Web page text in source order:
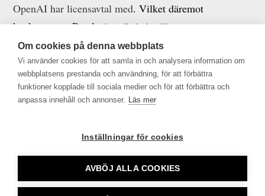
OpenAI har licensavtal med. Vilket däremot
konkurrenten Perplexity gör i sin tjänst.
Amazon planerar att lansera en marknadsplats för
AI-innehåll.Av allt att döma verkarAmazon
förbereda lansering av en marknadsplats där utgivare
kan sälja sitt innehåll till företag som erbjuder
Om cookies på denna webbplats
Vi använder cookies för att samla in och analysera information om
webbplatsens prestanda och användning, för att förbättra
funktioner kopplade till sociala medier och för att förbättra och
anpassa innehåll och annonser. Läs mer
Inställningar för cookies
AVBÖJ ALLA COOKIES